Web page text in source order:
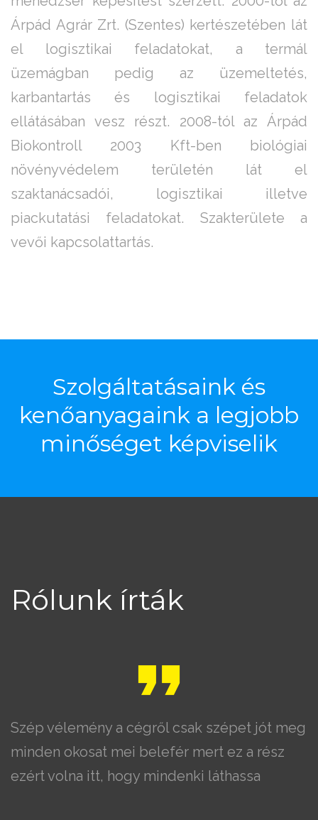
Árpád Agrár Zrt. (Szentes) kertészetében lát
el logisztikai feladatokat, a termál
üzemágban pedig az üzemeltetés,
karbantartás és logisztikai feladatok
ellátásában vesz részt. 2008-tól az Árpád
Biokontroll 2003 Kft-ben biológiai
növényvédelem területén lát el
szaktanácsadói, logisztikai illetve
piackutatási feladatokat. Szakterülete a
vevői kapcsolattartás.
Szolgáltatásaink és
kenőanyagaink a legjobb
minőséget képviselik
Rólunk írták
Szép vélemény a cégről csak szépet jót meg
minden okosat mei belefér mert ez a rész
ezért volna itt, hogy mindenki láthassa